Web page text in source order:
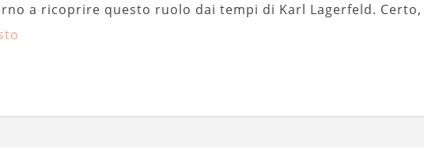
a ricoprire questo ruolo dai tempi di Karl Lagerfeld. Certo,